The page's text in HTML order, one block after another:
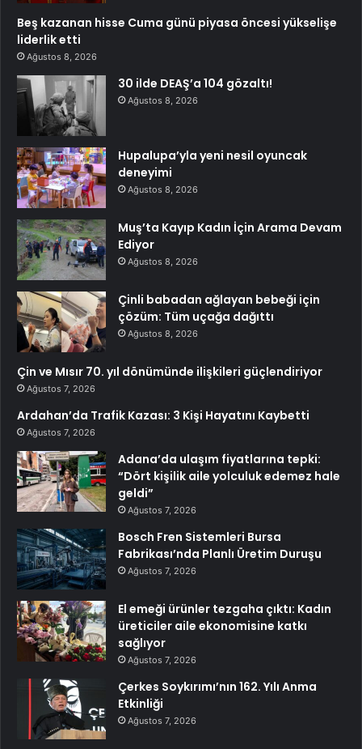
Beş kazanan hisse Cuma günü piyasa öncesi yükselişe
liderlik etti
Ağustos 8, 2026
30 ilde DEAŞ’a 104 gözaltı!
Ağustos 8, 2026
Hupalupa’yla yeni nesil oyuncak
deneyimi
Ağustos 8, 2026
Muş’ta Kayıp Kadın İçin Arama Devam
Ediyor
Ağustos 8, 2026
Çinli babadan ağlayan bebeği için
çözüm: Tüm uçağa dağıttı
Ağustos 8, 2026
Çin ve Mısır 70. yıl dönümünde ilişkileri güçlendiriyor
Ağustos 7, 2026
Ardahan’da Trafik Kazası: 3 Kişi Hayatını Kaybetti
Ağustos 7, 2026
Adana’da ulaşım fiyatlarına tepki:
“Dört kişilik aile yolculuk edemez hale
geldi”
Ağustos 7, 2026
Bosch Fren Sistemleri Bursa
Fabrikası’nda Planlı Üretim Duruşu
Ağustos 7, 2026
El emeği ürünler tezgaha çıktı: Kadın
üreticiler aile ekonomisine katkı
sağlıyor
Ağustos 7, 2026
Çerkes Soykırımı’nın 162. Yılı Anma
Etkinliği
Ağustos 7, 2026